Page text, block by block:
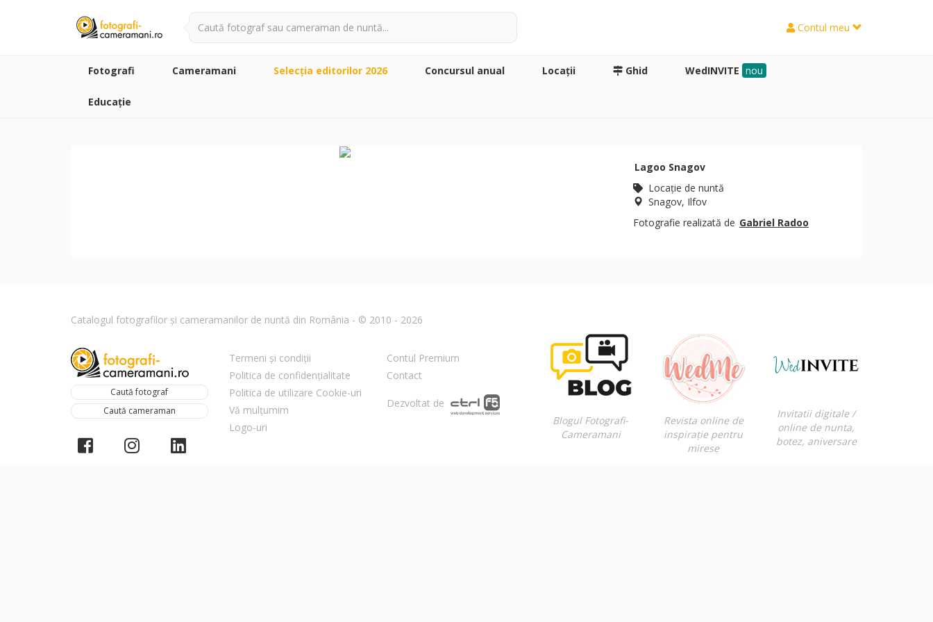
Contul meu
Fotografi Cameramani Selecţia editorilor 2026 Concursul anual Locaţii Ghid WedINVITE nou
Educație
Lagoo Snagov
Locaţie de nuntă
Snagov, Ilfov
Fotografie realizată de Gabriel Radoo
Catalogul fotografilor și cameramanilor de nuntă din România - © 2010 - 2026
Caută fotograf
Caută cameraman
Termeni și condiții
Politica de confidențialitate
Politica de utilizare Cookie-uri
Vă mulțumim
Logo-uri
Contul Premium
Contact
Dezvoltat de
Blogul Fotografi-
Cameramani
Revista online de
inspirație pentru
mirese
Invitatii digitale /
online de nunta,
botez, aniversare